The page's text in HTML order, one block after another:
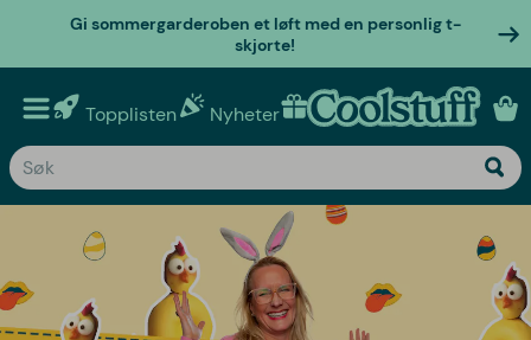
Gi sommergarderoben et løft med en personlig t-
skjorte!
Topplisten Nyheter Personlige gaver